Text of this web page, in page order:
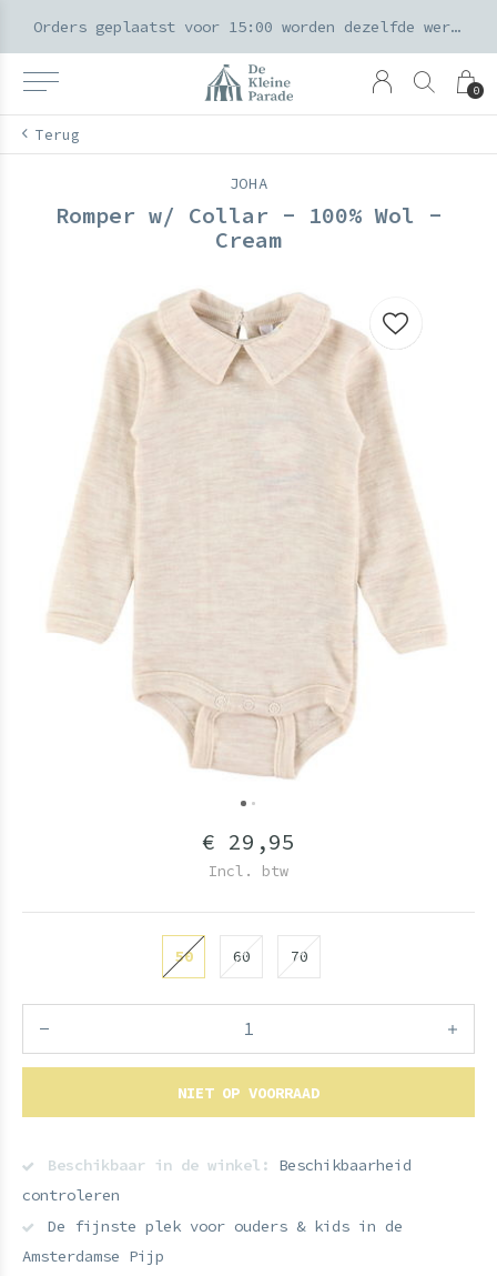
0
Orders geplaatst voor 15:00 worden dezelfde werkdag verzonden
Terug
JOHA
Romper w/ Collar - 100% Wol -
Cream
€ 29,95
Incl. btw
50 60 70
NIET OP VOORRAAD
Beschikbaar in de winkel: Beschikbaarheid
controleren
De fijnste plek voor ouders & kids in de
Amsterdamse Pijp